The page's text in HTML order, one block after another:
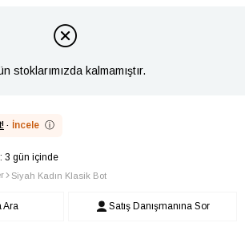
stoklarımızda kalmamıştır.
· İncele ⓘ
3 gün içinde
Siyah Kadın Klasik Bot
Ara Satış Danışmanına Sor